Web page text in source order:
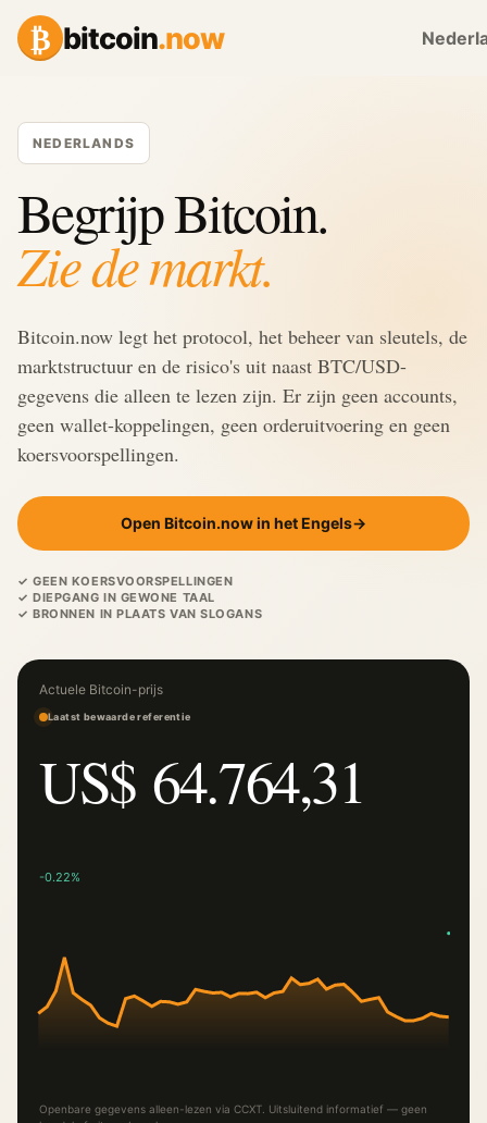
₿ bitcoin.now
NEDERLANDS
Begrijp Bitcoin.
Zie de markt.
Bitcoin.now legt het protocol, het beheer van sleutels, de
marktstructuur en de risico's uit naast BTC/USD-
gegevens die alleen te lezen zijn. Er zijn geen accounts,
geen wallet-koppelingen, geen orderuitvoering en geen
koersvoorspellingen.
Open Bitcoin.now in het Engels→
✓ GEEN KOERSVOORSPELLINGEN
✓ DIEPGANG IN GEWONE TAAL
✓ BRONNEN IN PLAATS VAN SLOGANS
Actuele Bitcoin-prijs
Laatst bewaarde referentie
US$ 64.764,31
-0.22%
Openbare gegevens alleen-lezen via CCXT. Uitsluitend informatief — geen